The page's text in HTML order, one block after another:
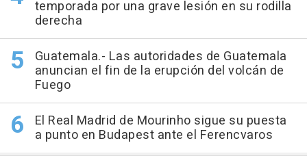
temporada por una grave lesión en su rodilla
derecha
Guatemala.- Las autoridades de Guatemala
anuncian el fin de la erupción del volcán de
Fuego
El Real Madrid de Mourinho sigue su puesta
a punto en Budapest ante el Ferencvaros